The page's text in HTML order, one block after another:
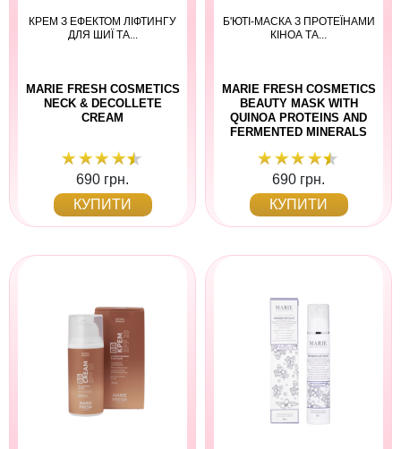
КРЕМ З ЕФЕКТОМ ЛІФТИНГУ
ДЛЯ ШИЇ ТА...
MARIE FRESH COSMETICS
NECK & DECOLLETE
CREAM
690 грн.
КУПИТИ
Б'ЮТІ-МАСКА З ПРОТЕЇНАМИ
КІНОА ТА...
MARIE FRESH COSMETICS
BEAUTY MASK WITH
QUINOA PROTEINS AND
FERMENTED MINERALS
690 грн.
КУПИТИ